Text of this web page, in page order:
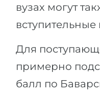
вузах могут
Для
примерно
балл по